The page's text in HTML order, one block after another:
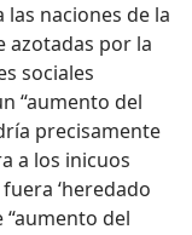
las naciones de la
azotadas por la
sociales
“aumento del
precisamente
a los inicuos
‘heredado
“aumento del